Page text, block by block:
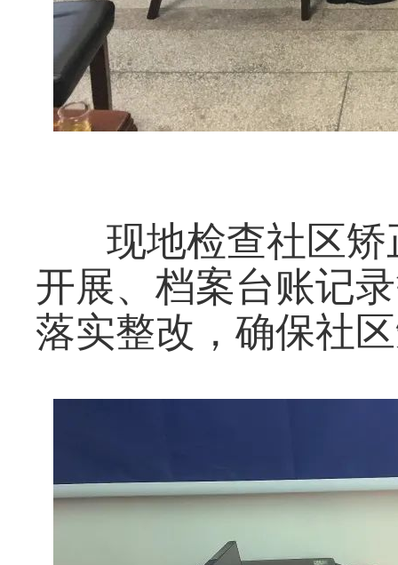
现地检查社区
开展、档案台账记
落实整改，确保社